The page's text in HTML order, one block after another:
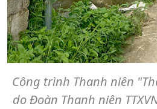
Công trình Thanh niên
do Đoàn Thanh niên